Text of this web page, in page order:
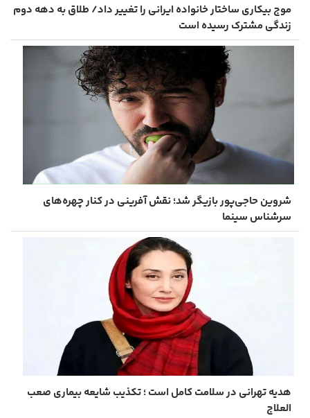
موج بیکاری ساختار خانواده ایرانی را تغییر داد/ طلاق به دهه دوم
زندگی مشترک رسیده است
شروین حاجی‌پور بازیگر شد؛ نقش ‌آفرینی در کنار چهره‌های
سرشناس سینما
هدیه تهرانی در سلامت کامل است ؛ تکذیب شایعه بیماری صعب
العلاج